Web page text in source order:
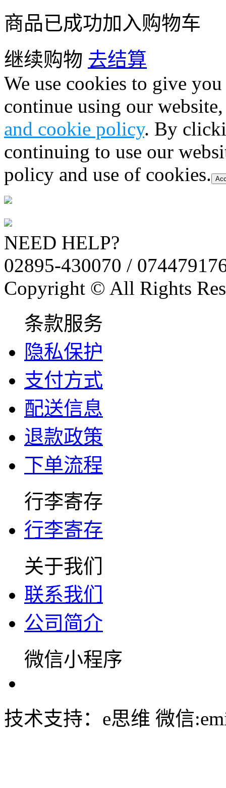
商品已成功加入购物车
继续购物 去结算
We use cookies to give
continue using our
and cookie policy. By
continuing to use our
policy and use of cookies.
NEED HELP?
02895-430070 /
Copyright © All Rights
条款服务
隐私保护
支付方式
配送信息
退款政策
下单流程
行李寄存
行李寄存
关于我们
联系我们
公司简介
微信小程序
技术支持：e思维 微信